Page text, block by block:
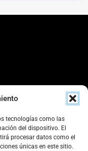
tecnologías como las
del dispositivo. El
procesar datos como el
únicas en este sitio.